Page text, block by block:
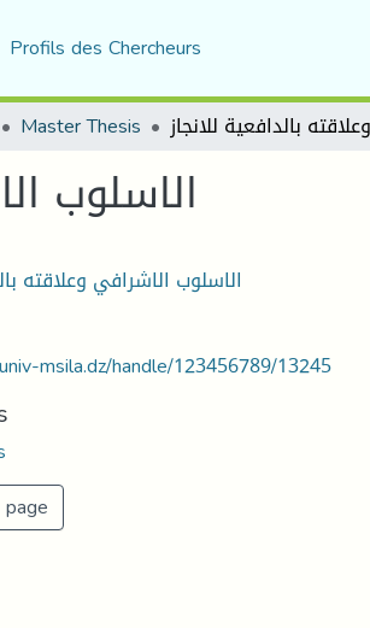
Profils des Chercheurs
Master Thesis
الاسلوب
الاسلوب الاشرافي وعلاقته
msila.dz/handle/123456789/13245